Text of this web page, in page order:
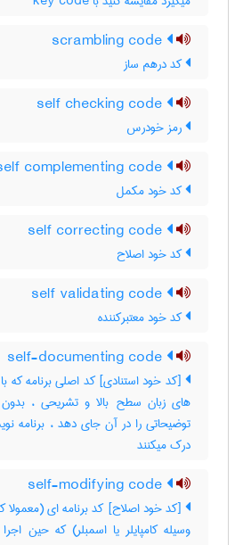
کد درهم ساز
رمز خودرس
کد خود مکمل
کد خود اصلاح
کد خود معتبرکننده
[کد خود استنادی] کد اصلی برنامه که
های زبان سطح بالا و تشریحی ،
توضیحاتی را در آن جای دهد ، برنامه
درک میکنند
[کد خود اصلاح] کد برنامه ای (معمولا
وسیله کامپایلر یا اسمبلر) که حین